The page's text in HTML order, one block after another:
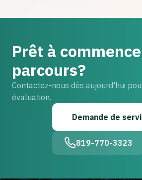
Prêt à
parcours?
Contactez-nous dès aujourd'hui
évaluation.
Demande de
819-770-3323